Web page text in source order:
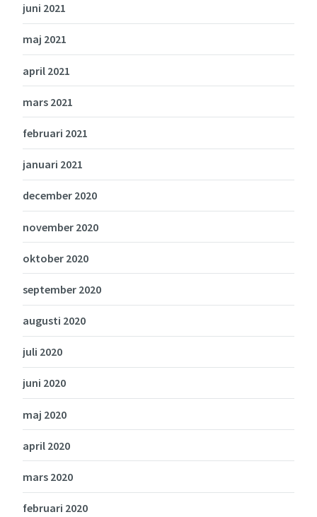
juni 2021
maj 2021
april 2021
mars 2021
februari 2021
januari 2021
december 2020
november 2020
oktober 2020
september 2020
augusti 2020
juli 2020
juni 2020
maj 2020
april 2020
mars 2020
februari 2020